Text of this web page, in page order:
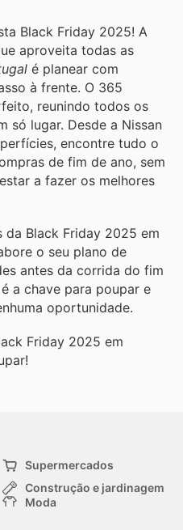
Black Friday 2025! A
aproveita todas as
é planear com
à frente. O 365
reunindo todos os
só lugar. Desde a Nissan
encontre tudo o
de fim de ano, sem
a fazer os melhores
Black Friday 2025 em
o seu plano de
antes da corrida do fim
a chave para poupar e
oportunidade.
Friday 2025 em
Supermercados
Construção e jardinagem
Moda